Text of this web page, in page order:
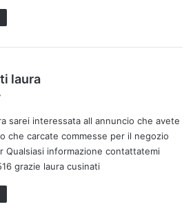
laura
e
t
t
o
sarei interessata all annuncio che avete
che carcate commesse per il negozio
Qualsiasi informazione contattatemi
grazie laura cusinati